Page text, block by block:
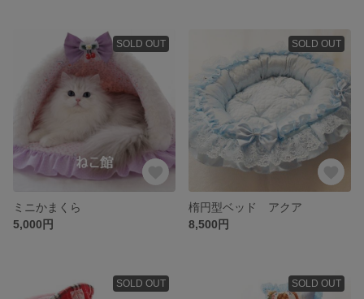
SOLD OUT
ミニかまくら
5,000円
SOLD OUT
楕円型ベッド アクア
8,500円
SOLD OUT SOLD OUT